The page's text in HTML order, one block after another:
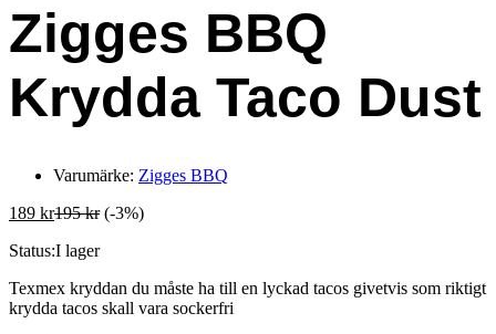
Zigges BBQ
Krydda Taco Dust
Varumärke: Zigges BBQ
189 kr195kr (-3%)
Status:I lager
Texmex kryddan du måste ha till en lyckad tacos givetvis som riktigt
krydda tacos skall vara sockerfri